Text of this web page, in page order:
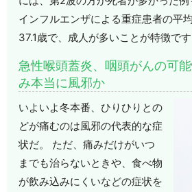
インフルエンザによる重症患者の平
37.1歳で、成人が多いことが特徴です
急性喉頭蓋炎、咽頭がんの可
み本当に風邪か
いよいよ冬本番、ひりひりとの
どが痛むのは風邪の代表的な症
状だ。 ただ、痛みだけがいつ
までも治らないときや、食べ物
が飲み込みにくいなどの症状を